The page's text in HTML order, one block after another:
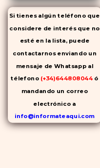
Si tienes algún teléfono que
considere de interés que no
esté en la lista, puede
contactarnos enviando un
mensaje de Whatsapp al
télefono (+34)644808044 ó
mandando un correo
electrónico a
info@informateaqui.com
Mientras que antes la